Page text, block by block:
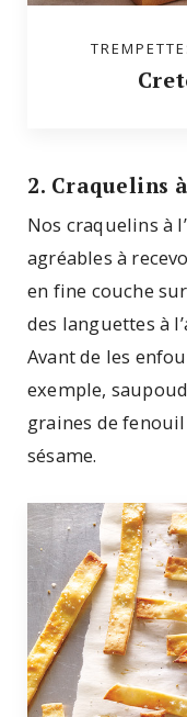
2. Craquelins
Nos craquelins à
agréables à
en fine couche
des languettes à
Avant de les
exemple,
graines de
sésame.